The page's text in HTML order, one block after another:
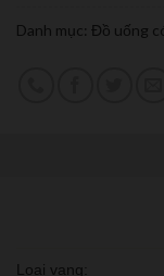
Danh mục: Đồ uống
Loại vang: